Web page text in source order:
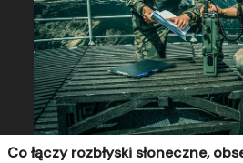
Co łączy rozbłyski słoneczne,